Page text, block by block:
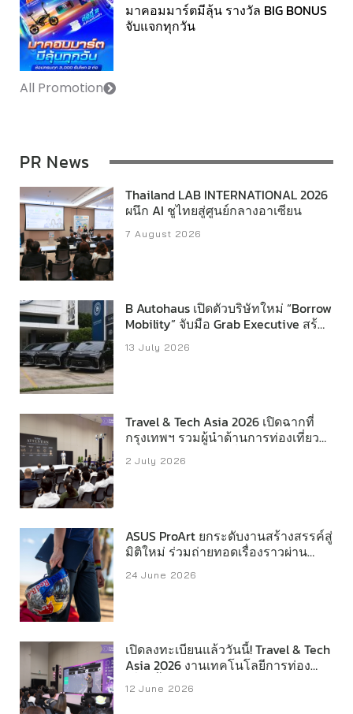
มาคอมมาร์ตมีลุ้น รางวัล BIG BONUS
จับแจกทุกวัน
All Promotion
PR News
Thailand LAB INTERNATIONAL 2026
ผนึก AI ชูไทยสู่ศูนย์กลางอาเซียน
7 August 2026
B Autohaus เปิดตัวบริษัทใหม่ “Borrow
Mobility” จับมือ Grab Executive สร้าง
โอกาสใหม่ให้เจ้าของรถ พร้อมยก
ระดับบริการผ่านแอป Grab
13 July 2026
Travel & Tech Asia 2026 เปิดฉากที่
กรุงเทพฯ รวมผู้นำด้านการท่องเที่ยว
และเทคโนโลยีจากทั่วภูมิภาค
2 July 2026
ASUS ProArt ยกระดับงานสร้างสรรค์สู่
มิติใหม่ ร่วมถ่ายทอดเรื่องราวผ่าน
24 June 2026
เปิดลงทะเบียนแล้ววันนี้! Travel & Tech
Asia 2026 งานเทคโนโลยีการท่อง
เที่ยวชั้นนำแห่งเอเชียแปซิฟิก
12 June 2026